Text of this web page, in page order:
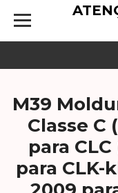
M39
Classe C
para CLC
para CLK-